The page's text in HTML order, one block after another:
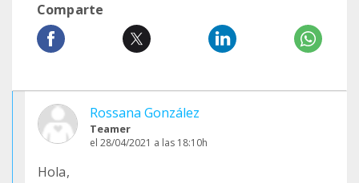
Comparte
Rossana González
Teamer
el 28/04/2021 a las 18:10h
Hola,